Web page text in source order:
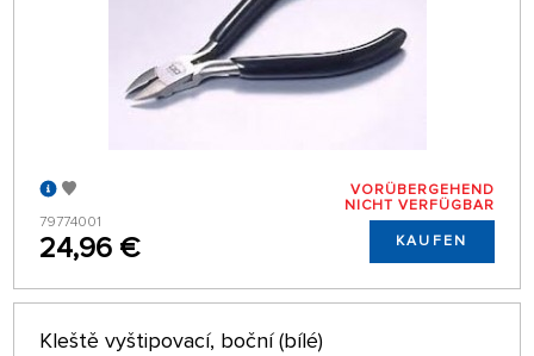
79774001
24,96 €
VORÜBERGEHEND
NICHT VERFÜGBAR
KAUFEN
Kleště vyštipovací, boční (bílé)